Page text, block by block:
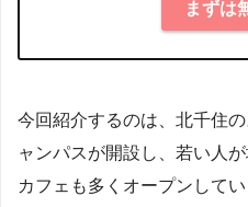
まずは
今回紹介するのは、北千住
ャンパスが開設し、若い人
カフェも多くオープンしてい